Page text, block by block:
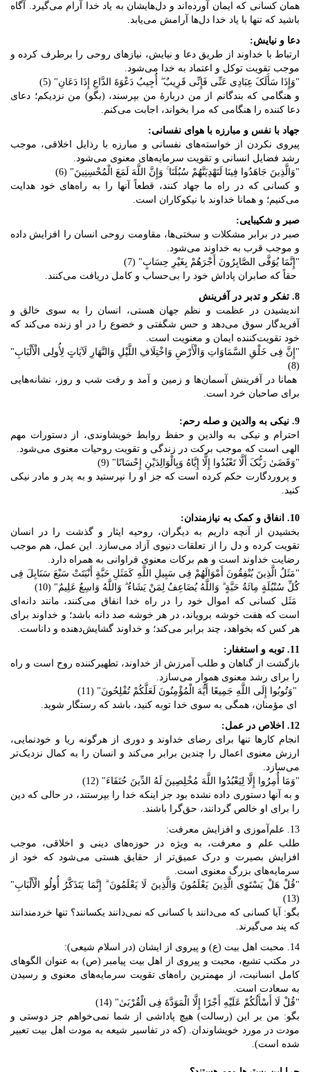
همان کسانی که ایمان آورده‌اند و دل‌هایشان به یاد خدا آرام می‌گیرد. آگاه
باشید که تنها با یاد خدا دل‌ها آرامش می‌یابد.
دعا و نیایش:
ارتباط با خداوند از طریق دعا و نیایش، نیازهای روحی را برطرف کرده و
موجب تقویت توکل و اعتماد به خدا می‌شود.
"وَإِذَا سَأَلَکَ عِبَادِی عَنِّی فَإِنِّی قَرِیبٌ ۖ أُجِیبُ دَعْوَةَ الدَّاعِ إِذَا دَعَانِ" (5)
و هنگامی که بندگانم از من دربارهٔ من بپرسند، (بگو) من نزدیکم؛ دعای
دعا کننده را هنگامی که مرا بخواند، اجابت می‌کنم.
جهاد با نفس و مبارزه با هوای نفسانی:
پیروی نکردن از خواسته‌های نفسانی و مبارزه با رذایل اخلاقی، موجب
رشد فضایل انسانی و تقویت سرمایه‌های معنوی می‌شود.
"وَالَّذِینَ جَاهَدُوا فِینَا لَنَهْدِیَنَّهُمْ سُبُلَنَا ۚ وَإِنَّ اللَّهَ لَمَعَ الْمُحْسِنِینَ" (6)
و کسانی که در راه ما جهاد کنند، قطعاً آنها را به راه‌های خود هدایت
می‌کنیم؛ و همانا خداوند با نیکوکاران است.
صبر و شکیبایی:
صبر در برابر مشکلات و سختی‌ها، مقاومت روحی انسان را افزایش داده
و موجب قرب به خداوند می‌شود.
"إِنَّمَا یُوَفَّی الصَّابِرُونَ أَجْرَهُمْ بِغَیْرِ حِسَابٍ" (7)
حقاً که صابران پاداش خود را بی‌حساب و کامل دریافت می‌کنند.
8. تفکر و تدبر در آفرینش
اندیشیدن در عظمت و نظم جهان هستی، انسان را به سوی خالق و
آفریدگار سوق می‌دهد و حس شگفتی و خضوع را در او زنده می‌کند که
خود تقویت‌کننده ایمان و معنویت است.
"إِنَّ فِی خَلْقِ السَّمَاوَاتِ وَالْأَرْضِ وَاخْتِلَافِ اللَّیْلِ وَالنَّهَارِ لَآیَاتٍ لِأُولِی الْأَلْبَابِ"
(8)
همانا در آفرینش آسمان‌ها و زمین و آمد و رفت شب و روز، نشانه‌هایی
برای صاحبان خرد است.
9. نیکی به والدین و صله رحم:
احترام و نیکی به والدین و حفظ روابط خویشاوندی، از دستورات مهم
الهی است که موجب برکت در زندگی و تقویت روحیات معنوی می‌شود.
"وَقَضَیٰ رَبُّکَ أَلَّا تَعْبُدُوا إِلَّا إِیَّاهُ وَبِالْوَالِدَیْنِ إِحْسَانًا" (9)
و پروردگارت حکم کرده است که جز او را نپرستید و به پدر و مادر نیکی
کنید.
10. انفاق و کمک به نیازمندان:
بخشیدن از آنچه داریم به دیگران، روحیه ایثار و گذشت را در انسان
تقویت کرده و دل را از تعلقات دنیوی آزاد می‌سازد. این عمل، هم موجب
رضایت خداوند است و هم برکات معنوی فراوانی به همراه دارد.
"مَثَلُ الَّذِینَ یُنْفِقُونَ أَمْوَالَهُمْ فِی سَبِیلِ اللَّهِ کَمَثَلِ حَبَّةٍ أَنْبَتَتْ سَبْعَ سَنَابِلَ فِی
کُلِّ سُنْبُلَةٍ مِائَةُ حَبَّةٍ ۗ وَاللَّهُ یُضَاعِفُ لِمَنْ یَشَاءُ ۗ وَاللَّهُ وَاسِعٌ عَلِیمٌ" (10)
مَثَل کسانی که اموال خود را در راه خدا انفاق می‌کنند، مانند دانه‌ای
است که هفت خوشه برویاند، در هر خوشه صد دانه باشد؛ و خداوند برای
هر کس که بخواهد، چند برابر می‌کند؛ و خداوند گشایش‌دهنده و داناست.
11. توبه و استغفار:
بازگشت از گناهان و طلب آمرزش از خداوند، تطهیرکننده روح است و راه
را برای رشد معنوی هموار می‌سازد.
"وَتُوبُوا إِلَی اللَّهِ جَمِیعًا أَیُّهَ الْمُؤْمِنُونَ لَعَلَّکُمْ تُفْلِحُونَ" (11)
ای مؤمنان، همگی به سوی خدا توبه کنید، باشد که رستگار شوید.
12. اخلاص در عمل:
انجام کارها تنها برای رضای خداوند و دوری از هرگونه ریا و خودنمایی،
ارزش معنوی اعمال را چندین برابر می‌کند و انسان را به کمال نزدیک‌تر
می‌سازد.
"وَمَا أُمِرُوا إِلَّا لِیَعْبُدُوا اللَّهَ مُخْلِصِینَ لَهُ الدِّینَ حُنَفَاءَ" (12)
و به آنها دستوری داده نشده بود جز اینکه خدا را بپرستند، در حالی که دین
را برای او خالص گردانند، حق‌گرا باشند.
13. علم‌آموزی و افزایش معرفت:
طلب علم و معرفت، به ویژه در حوزه‌های دینی و اخلاقی، موجب
افزایش بصیرت و درک عمیق‌تر از حقایق هستی می‌شود که خود از
سرمایه‌های بزرگ معنوی است.
"قُلْ هَلْ یَسْتَوِی الَّذِینَ یَعْلَمُونَ وَالَّذِینَ لَا یَعْلَمُونَ ۗ إِنَّمَا یَتَذَکَّرُ أُولُو الْأَلْبَابِ"
(13)
بگو: آیا کسانی که می‌دانند با کسانی که نمی‌دانند یکسانند؟ تنها خردمندانند
که پند می‌گیرند.
14. محبت اهل بیت (ع) و پیروی از ایشان (در اسلام شیعی):
در مکتب تشیع، محبت و پیروی از اهل بیت پیامبر (ص) به عنوان الگوهای
کامل انسانیت، از مهمترین راه‌های تقویت سرمایه‌های معنوی و رسیدن
به سعادت است.
"قُلْ لَا أَسْأَلُکُمْ عَلَیْهِ أَجْرًا إِلَّا الْمَوَدَّةَ فِی الْقُرْبَیٰ" (14)
بگو: من بر این (رسالت) هیچ پاداشی از شما نمی‌خواهم جز دوستی و
مودت در مورد خویشاوندان. (که در تفاسیر شیعه به مودت اهل بیت تعبیر
شده است).